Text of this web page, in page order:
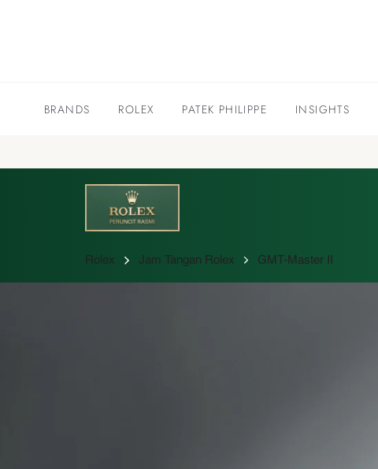
BRANDS ROLEX PATEK PHILIPPE INSIGHTS
Rolex Jam Tangan Rolex GMT-Master II